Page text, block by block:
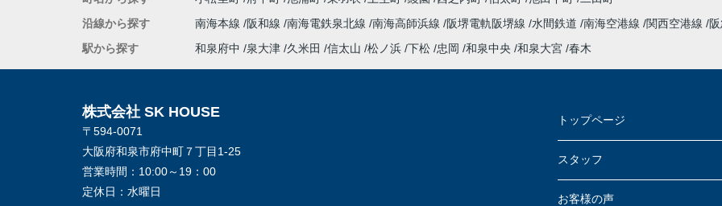
沿線から探す
南海本線 阪和線 南海電鉄泉北線 南海高師浜線 阪堺電軌阪堺線 水間鉄道 南海空港線 関西空港線
駅から探す
和泉府中 泉大津 久米田 信太山 松ノ浜 下松 忠岡 和泉中央 和泉大宮 春木
株式会社 SK HOUSE
〒594-0071
大阪府和泉市府中町７丁目1-25
営業時間： 10:00～19：00
定休日： 水曜日
トップページ
スタッフ
お客様の声